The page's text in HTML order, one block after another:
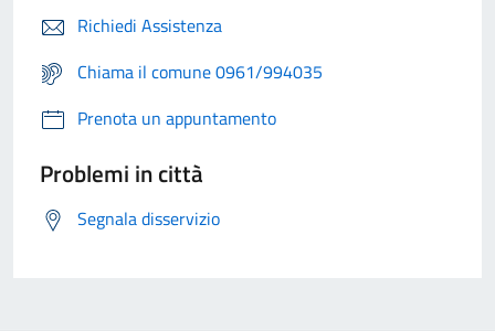
Richiedi Assistenza
Chiama il comune 0961/994035
Prenota un appuntamento
Problemi in città
Segnala disservizio